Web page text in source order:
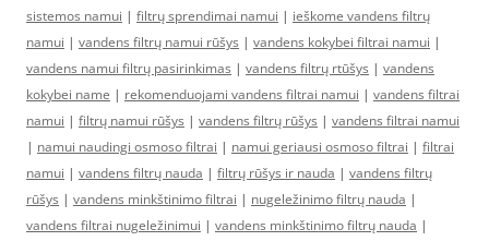
sistemos namui | filtrų sprendimai namui | ieškome vandens filtrų
namui | vandens filtrų namui rūšys | vandens kokybei filtrai namui |
vandens namui filtrų pasirinkimas | vandens filtrų rtūšys | vandens
kokybei name | rekomenduojami vandens filtrai namui | vandens filtrai
namui | filtrų namui rūšys | vandens filtrų rūšys | vandens filtrai namui
| namui naudingi osmoso filtrai | namui geriausi osmoso filtrai | filtrai
namui | vandens filtrų nauda | filtrų rūšys ir nauda | vandens filtrų
rūšys | vandens minkštinimo filtrai | nugeležinimo filtrų nauda |
vandens filtrai nugeležinimui | vandens minkštinimo filtrų nauda |